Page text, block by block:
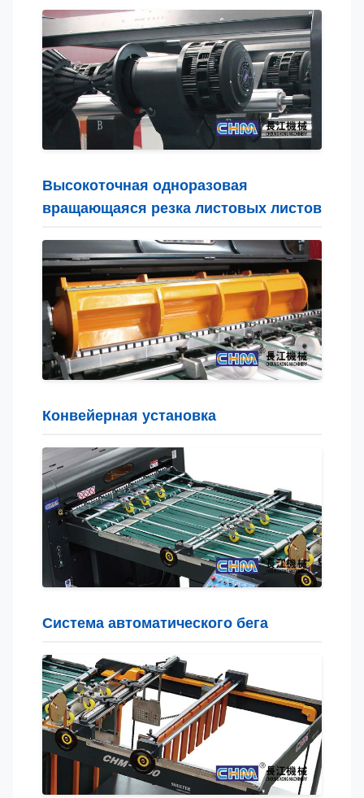
Высокоточная одноразовая
вращающаяся резка листовых листов
Конвейерная установка
Система автоматического бега